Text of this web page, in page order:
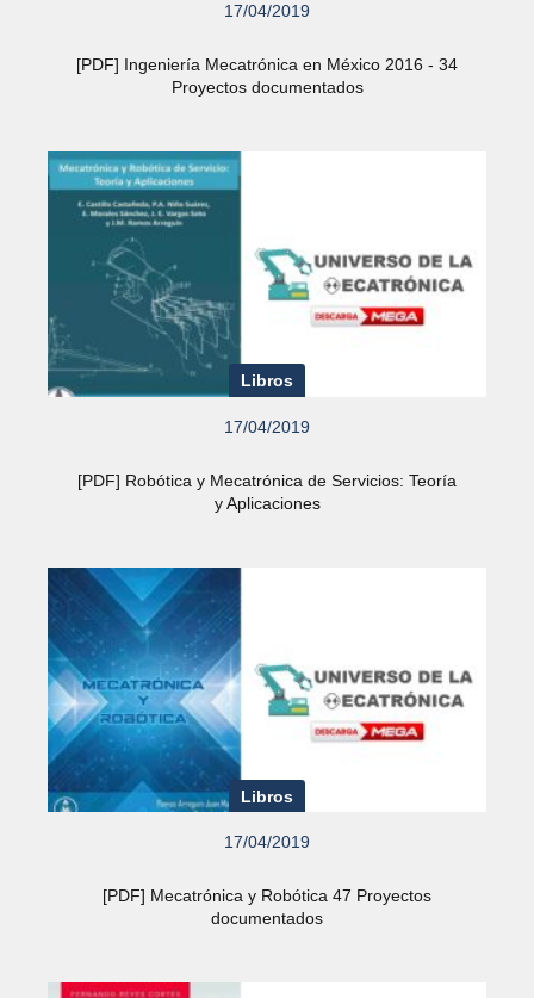
17/04/2019
[PDF] Ingeniería Mecatrónica en México 2016 - 34
Proyectos documentados
Libros
17/04/2019
[PDF] Robótica y Mecatrónica de Servicios: Teoría
y Aplicaciones
Libros
17/04/2019
[PDF] Mecatrónica y Robótica 47 Proyectos
documentados